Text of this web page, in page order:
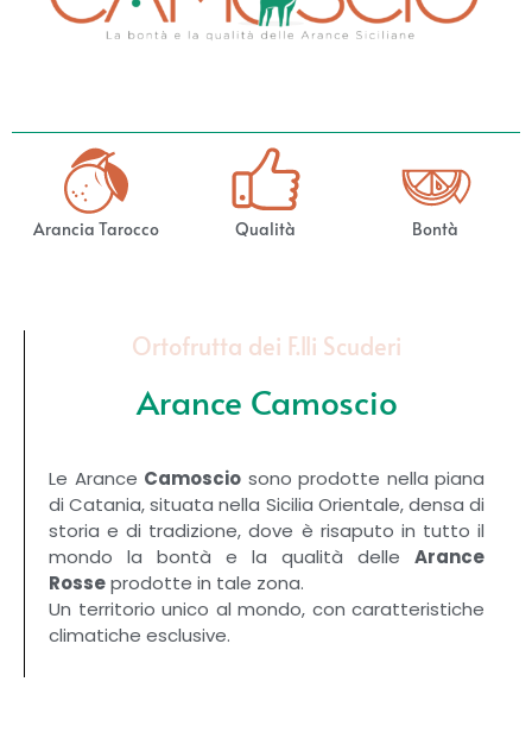
Arancia Tarocco Qualità Bontà
Ortofrutta dei F.lli Scuderi
Arance Camoscio
Le Arance Camoscio sono prodotte nella piana
di Catania, situata nella Sicilia Orientale, densa di
storia e di tradizione, dove è risaputo in tutto il
mondo la bontà e la qualità delle Arance
Rosseprodotte in tale zona.
Un territorio unico al mondo, con caratteristiche
climatiche esclusive.